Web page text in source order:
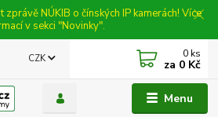
NÚKIB o čínských IP kamerách! Více
v sekci "Novinky".
Menu
CZK 0 ks
za 0 Kč